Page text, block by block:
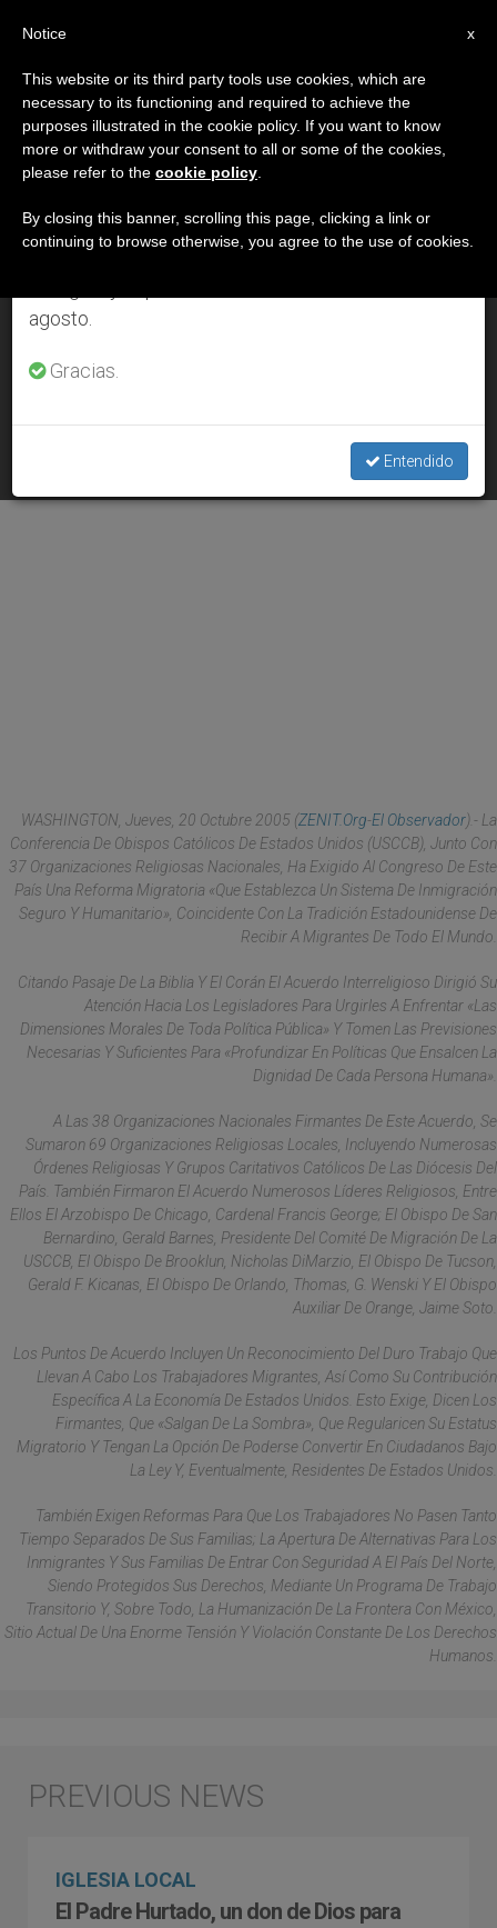
DÍA
Octubre 20th, 2005
ÚLTIMAS NOTICIAS
Confesiones religiosas exigen una reforma migratoria en los
OCT 20, 2005 00:00
WASHINGTON, Jueves, 20 Octubre 2005 (ZENIT.org-El Observador).- La
Conferencia De Obispos Católicos De Estados Unidos (USCCB), Junto Con
37 Organizaciones Religiosas Nacionales, Ha Exigido Al Congreso De Este
País Una Reforma Migratoria «que Establezca Un Sistema De Inmigración
Seguro Y Humanitario», Coincidente Con La Tradición Estadounidense De
Recibir A Migrantes De Todo El Mundo.
Citando Pasaje De La Biblia Y El Corán El Acuerdo Interreligioso Dirigió Su
Atención Hacia Los Legisladores Para Urgirles A Enfrentar «las
Dimensiones Morales De Toda Política Pública» Y Tomen Las Previsiones
Necesarias Y Suficientes Para «profundizar En Políticas Que Ensalcen La
Dignidad De Cada Persona Humana».
A Las 38 Organizaciones Nacionales Firmantes De Este Acuerdo, Se
Sumaron 69 Organizaciones Religiosas Locales, Incluyendo Numerosas
Órdenes Religiosas Y Grupos Caritativos Católicos De Las Diócesis Del
País. También Firmaron El Acuerdo Numerosos Líderes Religiosos, Entre
Ellos El Arzobispo De Chicago, Cardenal Francis George; El Obispo De San
Bernardino, Gerald Barnes, Presidente Del Comité De Migración De La
USCCB, El Obispo De Brooklun, Nicholas DiMarzio, El Obispo De Tucson,
Gerald F. Kicanas, El Obispo De Orlando, Thomas, G. Wenski Y El Obispo
Auxiliar De Orange, Jaime Soto.
Los Puntos De Acuerdo Incluyen Un Reconocimiento Del Duro Trabajo Que
Llevan A Cabo Los Trabajadores Migrantes, Así Como Su Contribución
Específica A La Economía De Estados Unidos. Esto Exige, Dicen Los
Firmantes, Que «salgan De La Sombra», Que Regularicen Su Estatus
Migratorio Y Tengan La Opción De Poderse Convertir En Ciudadanos Bajo
La Ley Y, Eventualmente, Residentes De Estados Unidos.
También Exigen Reformas Para Que Los Trabajadores No Pasen Tanto
Tiempo Separados De Sus Familias; La Apertura De Alternativas Para Los
Inmigrantes Y Sus Familias De Entrar Con Seguridad A El País Del Norte,
Siendo Protegidos Sus Derechos, Mediante Un Programa De Trabajo
Transitorio Y, Sobre Todo, La Humanización De La Frontera Con México,
Sitio Actual De Una Enorme Tensión Y Violación Constante De Los Derechos
Humanos.
IGLESIA LOCAL
El Padre Hurtado, un don de Dios para
×
Aviso importante
Del 27 de julio al 7 de agosto haremos la pausa
anual, aprovechando que en el periodo de verano
se generan menos informaciones y también el
agosto.
Gracias.
Entendido
x
Notice
This website or its third party tools use cookies, which are
necessary to its functioning and required to achieve the
purposes illustrated in the cookie policy. If you want to know
more or withdraw your consent to all or some of the cookies,
please refer to the cookie policy
By closing this banner, scrolling this page, clicking a link or
continuing to browse otherwise, you agree to the use of cookies.